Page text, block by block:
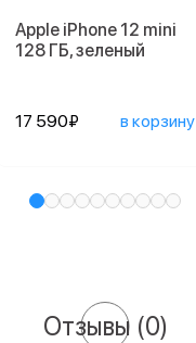
Apple iPhone 12 mini
128 ГБ, зеленый
17 590₽ в корзину
Отзывы (0)